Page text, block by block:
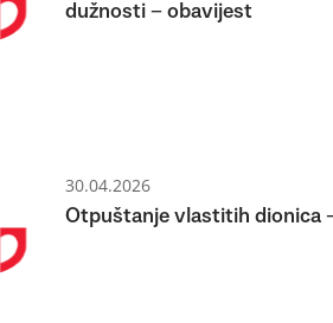
dužnosti – obavijest
30.04.2026
Otpuštanje vlastitih dionica